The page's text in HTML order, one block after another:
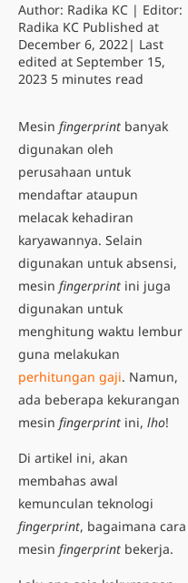
Author: Radika KC | Editor:
Radika KC Published at
December 6, 2022| Last
edited at September 15,
2023 5 minutes read
Mesin fingerprint banyak
digunakan oleh
perusahaan untuk
mendaftar ataupun
melacak kehadiran
karyawannya. Selain
digunakan untuk absensi,
mesin fingerprint ini juga
digunakan untuk
menghitung waktu lembur
guna melakukan
perhitungan gaji. Namun,
ada beberapa kekurangan
mesin fingerprint ini, lho!
Di artikel ini, akan
membahas awal
kemunculan teknologi
fingerprint, bagaimana cara
mesin fingerprint bekerja.